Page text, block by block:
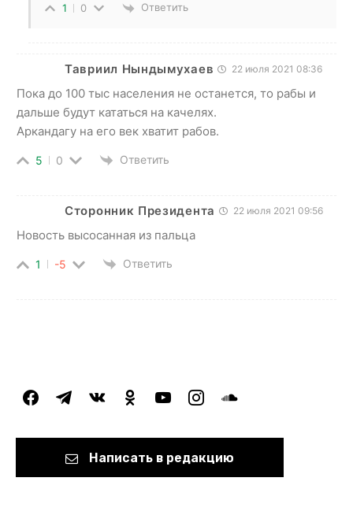
1 0 Ответить
Тавриил Нындымухаев 22 июля 2021 08:36
Пока до 100 тыс населения не останется, то рабы и
дальше будут кататься на качелях.
Аркандагу на его век хватит рабов.
5 0 Ответить
Сторонник Президента 22 июля 2021 09:56
Новость высосанная из пальца
1 -5 Ответить
facebooktelegramvkontakteodnoklassniki
youtubeinstagramsoundcloud
Написать в редакцию